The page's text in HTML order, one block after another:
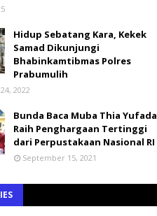
Hidup Sebatang Kara, Kekek
Samad Dikunjungi
Bhabinkamtibmas Polres
Prabumulih
2022
Bunda Baca Muba Thia Yufada
Raih Penghargaan Tertinggi
dari Perpustakaan Nasional RI
September 15, 2021